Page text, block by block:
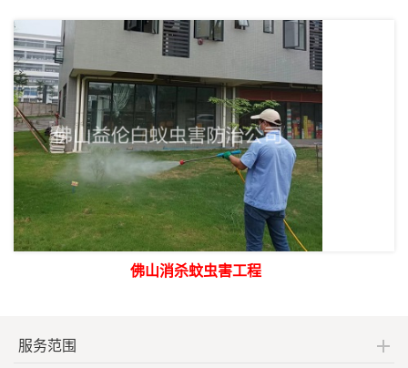
佛山消杀蚊虫害工程
服务范围